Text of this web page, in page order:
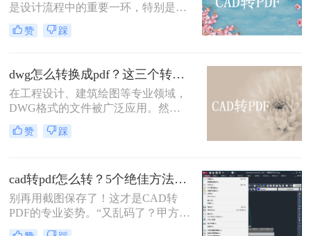
是设计流程中的重要一环，特别是在
需要将设计成果与他人共享或进行打
印时，PDF格式因其跨平台兼容性和
把图纸导出pdf的格式呢？本文将介绍
两种将CAD图纸导出为PDF格式的方
法。
赞 踩
dwg怎么转换成pdf？这三个转换方法了解一下！
在工程设计、建筑绘图等专业领域，
DWG格式的文件被广泛应用。然
而，在某些情况下，我们可能需要将
其转换为PDF格式，以便更方便地共
换成PDF的方法。
赞 踩
cad转pdf怎么转？5个绝佳方法，工程师私藏技巧公开！
别再用截图保存了！这才是CAD转
PDF的专业姿势。“又乱码了？甲方说
图纸打不开！” 这是许多设计师和工